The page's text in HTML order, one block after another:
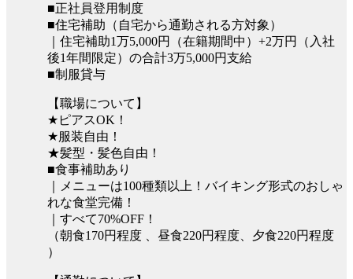
■正社員登用制度
■住宅補助（自宅から通勤される方対象）
｜住宅補助1万5,000円（在籍期間中）+2万円（入社
後1年間限定）の合計3万5,000円支給
■制服貸与
【職場について】
★ピアスOK！
★服装自由！
★髪型・髪色自由！
■食事補助あり
｜メニューは100種類以上！バイキング形式のおしゃ
れな食堂完備！
｜すべて70%OFF！
（朝食170円程度 、昼食220円程度、夕食220円程度
）